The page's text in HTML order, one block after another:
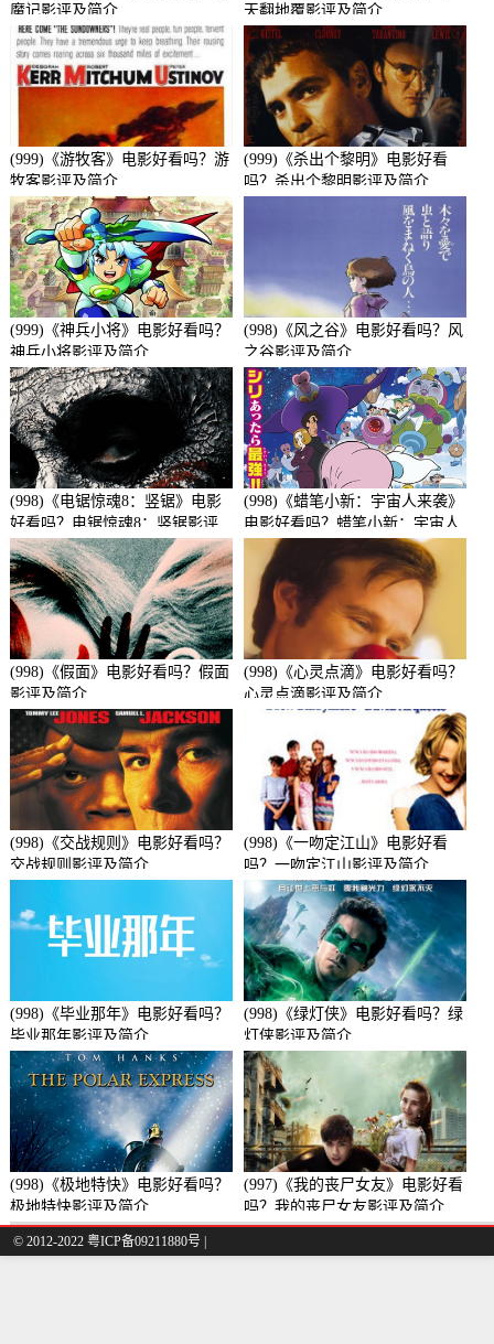
魔记影评及简介
天翻地覆影评及简介
(999)《游牧客》电影好看吗？游
牧客影评及简介
(999)《杀出个黎明》电影好看
吗？杀出个黎明影评及简介
(999)《神兵小将》电影好看吗？
神兵小将影评及简介
(998)《风之谷》电影好看吗？风
之谷影评及简介
(998)《电锯惊魂8：竖锯》电影
好看吗？电锯惊魂8：竖锯影评
及简介
(998)《蜡笔小新：宇宙人来袭》
电影好看吗？蜡笔小新：宇宙人
来袭影评及简介
(998)《假面》电影好看吗？假面
影评及简介
(998)《心灵点滴》电影好看吗？
心灵点滴影评及简介
(998)《交战规则》电影好看吗？
交战规则影评及简介
(998)《一吻定江山》电影好看
吗？一吻定江山影评及简介
(998)《毕业那年》电影好看吗？
毕业那年影评及简介
(998)《绿灯侠》电影好看吗？绿
灯侠影评及简介
(998)《极地特快》电影好看吗？
极地特快影评及简介
(997)《我的丧尸女友》电影好看
吗？我的丧尸女友影评及简介
© 2012-2022 粤ICP备09211880号 |